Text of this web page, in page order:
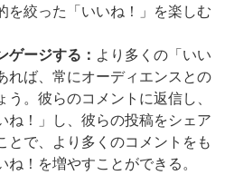
を絞った「いいね！」を楽しむ
ゲージする： より多くの「いい
れば、常にオーディエンスとの
。彼らのコメントに返信し、
ね！」し、彼らの投稿をシェア
とで、より多くのコメントをも
ね！を増やすことができる。